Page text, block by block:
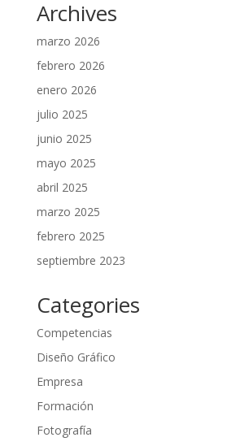
Archives
marzo 2026
febrero 2026
enero 2026
julio 2025
junio 2025
mayo 2025
abril 2025
marzo 2025
febrero 2025
septiembre 2023
Categories
Competencias
Diseño Gráfico
Empresa
Formación
Fotografía